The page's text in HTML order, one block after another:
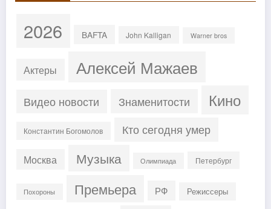
2026 BAFTA John Kalligan Warner bros
Актеры Алексей Мажаев
Видео новости Знаменитости Кино
Константин Богомолов Кто сегодня умер
Москва Музыка Олимпиада Петербург
Похороны Премьера РФ Режиссеры